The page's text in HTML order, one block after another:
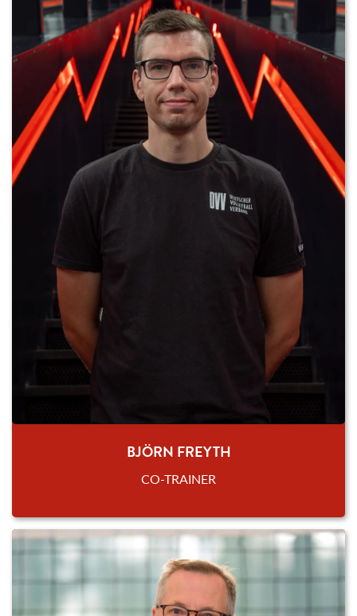
BJÖRN FREYTH
CO-TRAINER